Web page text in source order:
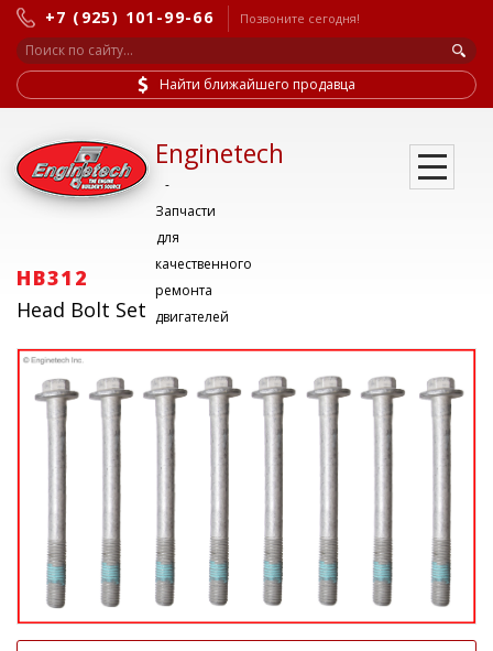
+7 (925) 101-99-66 Позвоните сегодня!
Найти ближайшего продавца
Enginetech
-
Запчасти
для
качественного
ремонта
двигателей
HB312
Head Bolt Set